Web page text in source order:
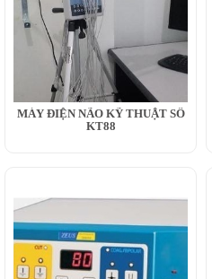
MÁY ĐIỆN NÃO KỸ THUẬT SỐ
KT88